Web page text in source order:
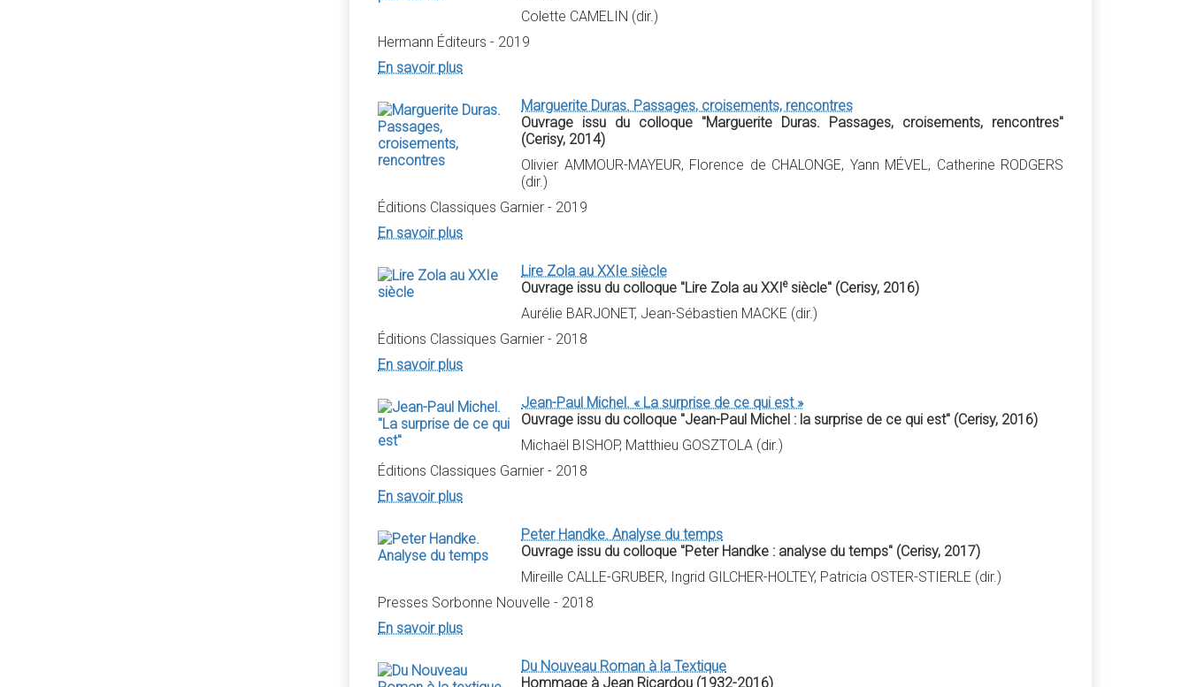
Colette CAMELIN (dir.)
Hermann Éditeurs - 2019
En savoir plus
Marguerite Duras. Passages, croisements, rencontres
Ouvrage issu du colloque "Marguerite Duras. Passages, croisements, rencontres"
(Cerisy, 2014)
Olivier AMMOUR-MAYEUR, Florence de CHALONGE, Yann MÉVEL, Catherine RODGERS
(dir.)
Éditions Classiques Garnier - 2019
En savoir plus
Lire Zola au XXIe siècle
Ouvrage issu du colloque "Lire Zola au XXIesiècle" (Cerisy, 2016)
Aurélie BARJONET, Jean-Sébastien MACKE (dir.)
Éditions Classiques Garnier - 2018
En savoir plus
Jean-Paul Michel. « La surprise de ce qui est »
Ouvrage issu du colloque "Jean-Paul Michel : la surprise de ce qui est" (Cerisy, 2016)
Michaël BISHOP, Matthieu GOSZTOLA (dir.)
Éditions Classiques Garnier - 2018
En savoir plus
Peter Handke. Analyse du temps
Ouvrage issu du colloque "Peter Handke : analyse du temps" (Cerisy, 2017)
Mireille CALLE-GRUBER, Ingrid GILCHER-HOLTEY, Patricia OSTER-STIERLE (dir.)
Presses Sorbonne Nouvelle - 2018
En savoir plus
Du Nouveau Roman à la Textique
Hommage à Jean Ricardou (1932-2016)